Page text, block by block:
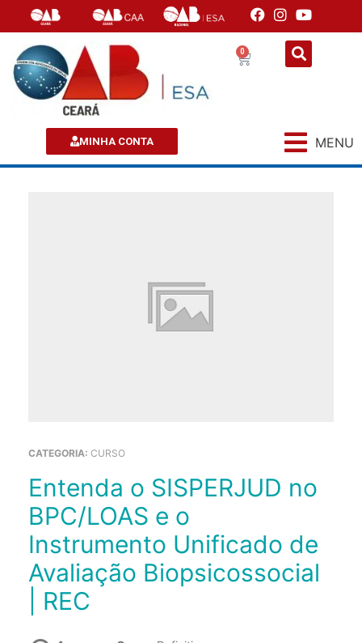
0
MINHA CONTA MENU
CATEGORIA: CURSO
Entenda o SISPERJUD no
BPC/LOAS e o
Instrumento Unificado de
Avaliação Biopsicossocial
| REC